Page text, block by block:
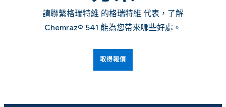
請聯繫格瑞特維 的格瑞特維 代表，了解
Chemraz® 541 能為您帶來哪些好處。
取得報價